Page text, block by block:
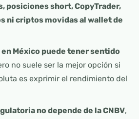
posiciones short, CopyTrader,
ni criptos movidas al wallet de
en México puede tener sentido
no suele ser la mejor opción si
es exprimir el rendimiento del
no depende de la CNBV,